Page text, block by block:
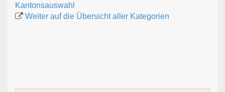
Kantonsauswahl
Weiter auf die Übersicht aller Kategorien